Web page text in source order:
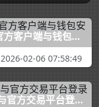
欧易交易所APP官方下载入口｜欧易官方客户端与钱包安全下载指南
2026-02-06 07:58:49
欧易网页版登录入口 | OKX官网入口与官方交易平台登录指南